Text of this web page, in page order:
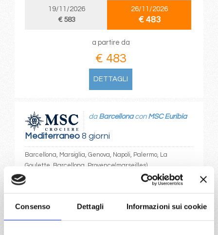
Consenso Dettagli Informazioni sui cookie
19/11/2026
€ 583
26/11/2026
€ 483
a partire da
€ 483
DETTAGLI
Mediterraneo8 giorni
da Barcellonacon MSC Euribia
Barcellona, Marsiglia, Genova, Napoli, Palermo, La
Goulette, Barcellona, Provence(marseilles)
21/11/2026
28/11/2026